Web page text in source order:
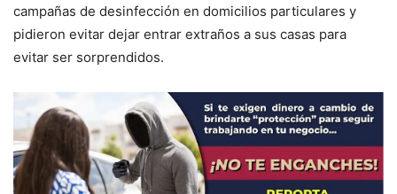
campañas de desinfección en domicilios particulares y
pidieron evitar dejar entrar extraños a sus casas para
evitar ser sorprendidos.